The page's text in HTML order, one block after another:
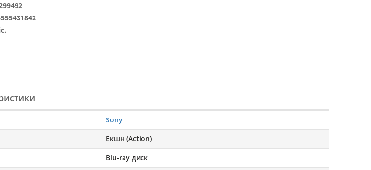
Sony
Екшн (Action)
Blu-ray диск